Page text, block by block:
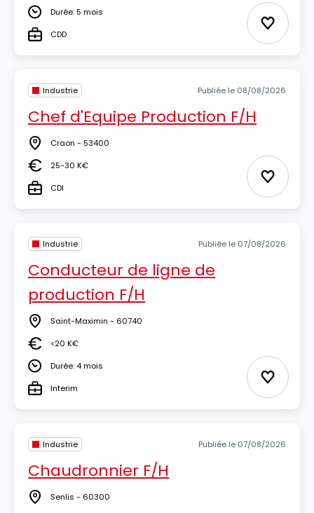
DuréeDurée: 5 mois
TypeCDD Ajouter
Industrie Publiée le 08/08/2026
Chef d'Equipe Production F/H
Lieu Craon - 53400
Salaire25-30 K€
TypeCDI Ajouter
Industrie Publiée le 07/08/2026
Conducteur de ligne de
production F/H
Lieu Saint-Maximin - 60740
Salaire<20 K€
DuréeDurée: 4 mois
TypeInterim Ajouter
Industrie Publiée le 07/08/2026
Chaudronnier F/H
Lieu Senlis - 60300